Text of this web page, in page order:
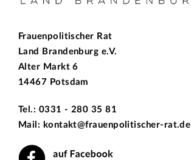
Frauenpolitischer Rat
Land Brandenburg e.V.
Alter Markt 6
14467 Potsdam
Tel.: 0331 - 280 35 81
Mail: kontakt@frauenpolitischer-rat.de